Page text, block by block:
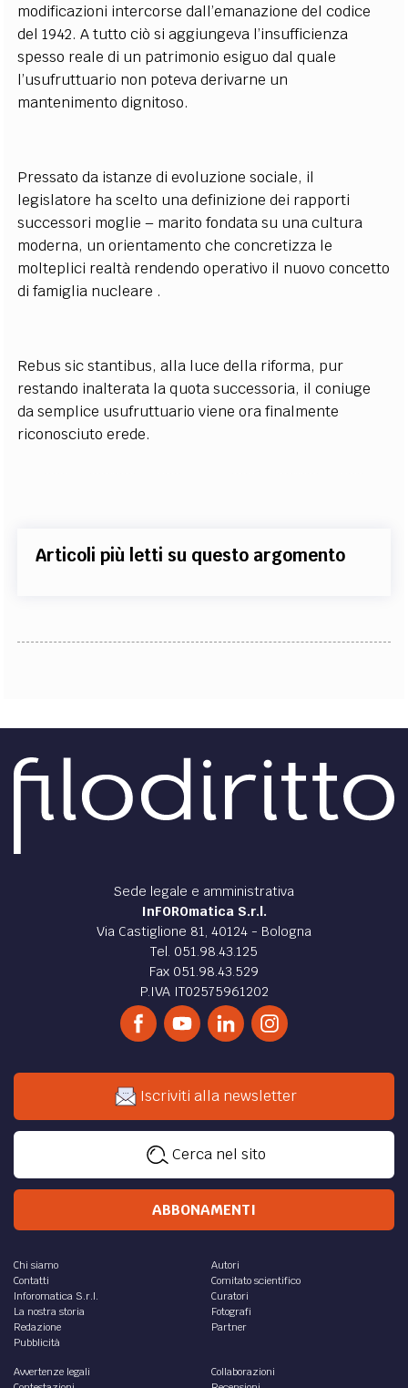
modificazioni intercorse dall’emanazione del codice
del 1942. A tutto ciò si aggiungeva l’insufficienza
spesso reale di un patrimonio esiguo dal quale
l’usufruttuario non poteva derivarne un
mantenimento dignitoso.
Pressato da istanze di evoluzione sociale, il
legislatore ha scelto una definizione dei rapporti
successori moglie – marito fondata su una cultura
moderna, un orientamento che concretizza le
molteplici realtà rendendo operativo il nuovo concetto
di famiglia nucleare .
Rebus sic stantibus, alla luce della riforma, pur
restando inalterata la quota successoria, il coniuge
da semplice usufruttuario viene ora finalmente
riconosciuto erede.
Articoli più letti su questo argomento
Sede legale e amministrativa
InFOROmatica S.r.l.
Via Castiglione 81, 40124 - Bologna
Tel. 051.98.43.125
Fax 051.98.43.529
P.IVA IT02575961202
Iscriviti alla newsletter
Cerca nel sito
ABBONAMENTI
Chi siamo
Contatti
Inforomatica S.r.l.
La nostra storia
Redazione
Pubblicità
Autori
Comitato scientifico
Curatori
Fotografi
Partner
Avvertenze legali
Collaborazioni